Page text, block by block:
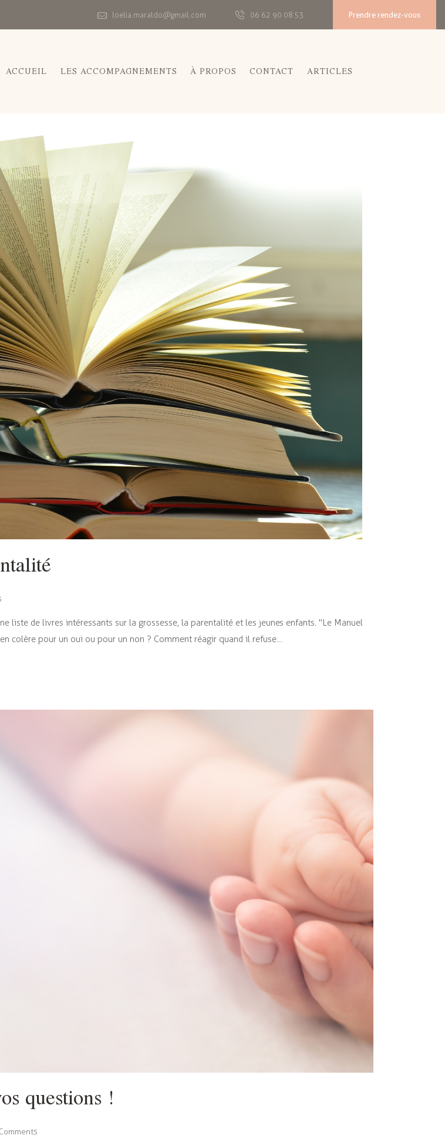
loelia.maraldo@gmail.com 06 62 90 08 53 Prendre rendez-vous
ACCUEIL LES ACCOMPAGNEMENTS À PROPOS CONTACT ARTICLES
liste de livres intéressants sur la grossesse, la parentalité et les jeunes enfants. "Le Manuel
colère pour un oui ou pour un non ? Comment réagir quand il refuse…
questions !